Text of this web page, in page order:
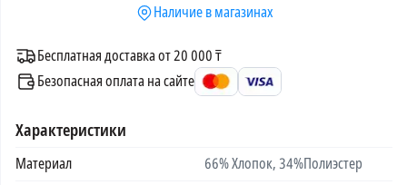
Наличие в магазинах
Бесплатная доставка от 20 000 ₸
Безопасная оплата на сайте
Характеристики
Материал
66% Хлопок, 34%Полиэстер